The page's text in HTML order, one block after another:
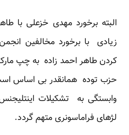
البته برخورد مهدی خزعلی با
زیادی با برخورد مخالفین
کردن طاهر احمد زاده به چپ
حزب توده همانقدر بی اساس
وابستگی به تشکیلات
لژهای فراماسونری متهم گردد.